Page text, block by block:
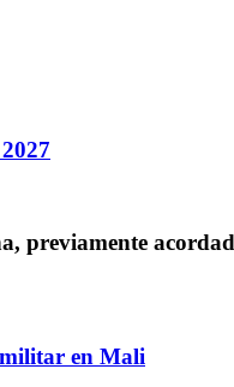
previamente
en Mali